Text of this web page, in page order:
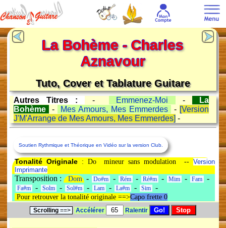
La Bohème - Charles
Aznavour
Tuto, Cover et Tablature Guitare
Autres Titres : - Emmenez-Moi -
La
Bohème
- Mes Amours, Mes Emmerdes - [Version
J'M'Arrange de Mes Amours, Mes Emmerdes] -
Soutien Rythmique et Théorique en Vidéo sur la version Club.
Tonalité Originale: Do mineur sans modulation -- Version
Imprimante
Transposition : Dom- Do#m - Rém - Ré#m - Mim - Fam -
Fa#m - Solm - Sol#m - Lam - La#m - Sim -
Pour retrouver la tonalité originale ==>Capo frette 0
Scrolling ==> Accélérer Ralentir